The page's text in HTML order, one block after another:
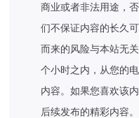
商业或者非法用途，
们不保证内容的长久
而来的风险与本站无
个小时之内，从您的
内容。如果您喜欢该
后续发布的精彩内容。